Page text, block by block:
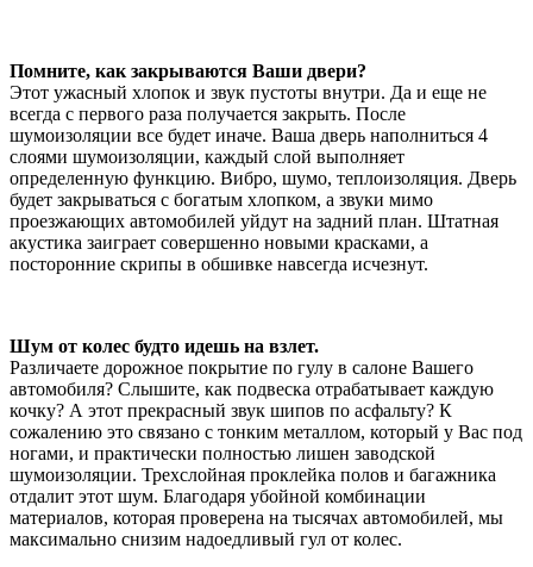
Помните, как закрываются Ваши двери?
Этот ужасный хлопок и звук пустоты внутри. Да и еще не
всегда с первого раза получается закрыть. После
шумоизоляции все будет иначе. Ваша дверь наполниться 4
слоями шумоизоляции, каждый слой выполняет
определенную функцию. Вибро, шумо, теплоизоляция. Дверь
будет закрываться с богатым хлопком, а звуки мимо
проезжающих автомобилей уйдут на задний план. Штатная
акустика заиграет совершенно новыми красками, а
посторонние скрипы в обшивке навсегда исчезнут.
Шум от колес будто идешь на взлет.
Различаете дорожное покрытие по гулу в салоне Вашего
автомобиля? Слышите, как подвеска отрабатывает каждую
кочку? А этот прекрасный звук шипов по асфальту? К
сожалению это связано с тонким металлом, который у Вас под
ногами, и практически полностью лишен заводской
шумоизоляции. Трехслойная проклейка полов и багажника
отдалит этот шум. Благодаря убойной комбинации
материалов, которая проверена на тысячах автомобилей, мы
максимально снизим надоедливый гул от колес.